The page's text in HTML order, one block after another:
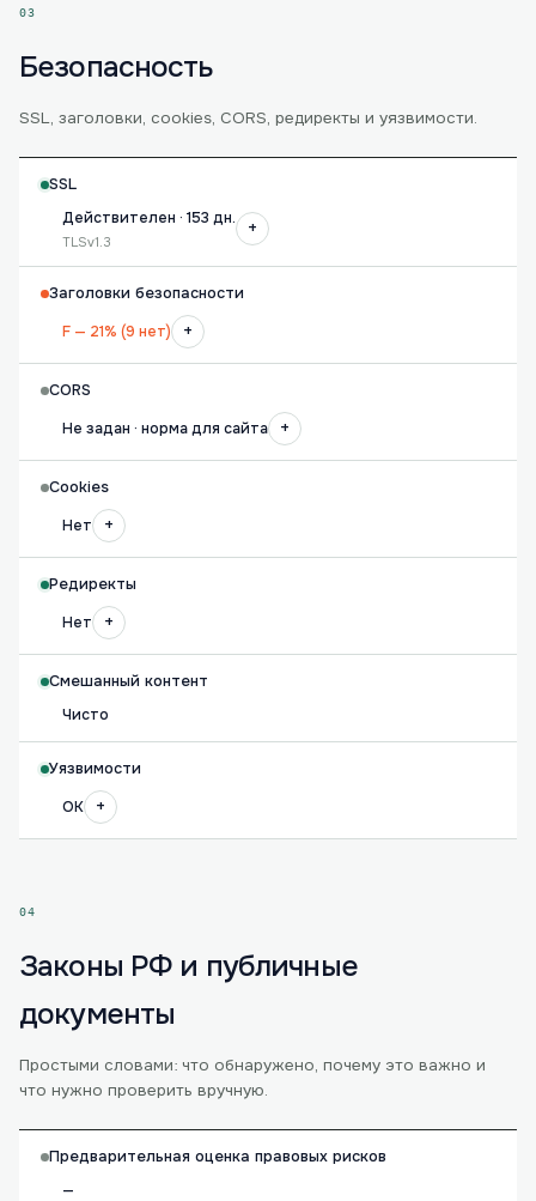
03
Безопасность
SSL, заголовки, cookies, CORS, редиректы и уязвимости.
SSL
Действителен · 153 дн.
TLSv1.3
+
Заголовки безопасности
F — 21% (9 нет)
+
CORS
Не задан · норма для сайта
+
Cookies
Нет
+
Редиректы
Нет
+
Смешанный контент
Чисто
Уязвимости
OK
+
04
Законы РФ и публичные
документы
Простыми словами: что обнаружено, почему это важно и
что нужно проверить вручную.
Предварительная оценка правовых рисков
—